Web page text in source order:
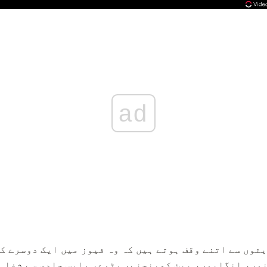
ad
سے اتنے وقف ہوتے ہیں کہ وہ فیوز میں ایک دوسرے